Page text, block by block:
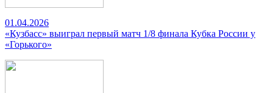
01.04.2026
«Кузбасс» выиграл первый матч 1/8 финала Кубка России у
«Горького»